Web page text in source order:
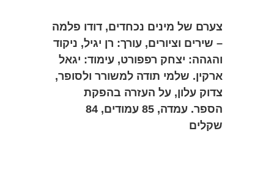
צערם של מינים נכחדים, דודו פלמה
– שירים וציורים, עורך: רן יגיל, ניקוד
והגהה: יצחק רפפורט, עימוד: יגאל
ארקין. שלמי תודה למשורר ולסופר,
צדוק עלון, על העזרה בהפקת
הספר.
עמדה, 85 עמודים, 84
שקלים